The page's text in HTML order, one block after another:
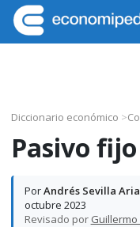
Saltar
a
la
Saltar
al
contenido
Saltar
a
la
Saltar
al
pie
Economipedia
Haciendo
Diccionario económico >
Pasivo fijo
PorAndrés Sevilla
octubre 2023
Revisado por